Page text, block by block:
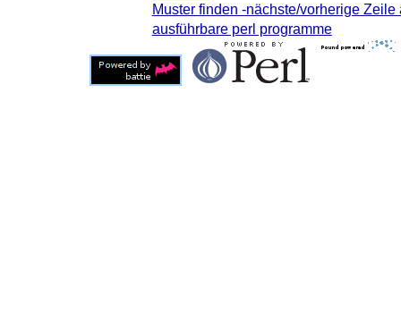
Muster finden -nächste/vorherige Zeile
ausführbare perl programme